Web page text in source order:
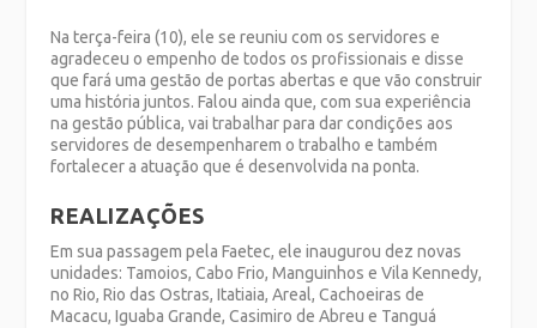
Na terça-feira (10), ele se reuniu com os servidores e
agradeceu o empenho de todos os profissionais e disse
que fará uma gestão de portas abertas e que vão construir
uma história juntos. Falou ainda que, com sua experiência
na gestão pública, vai trabalhar para dar condições aos
servidores de desempenharem o trabalho e também
fortalecer a atuação que é desenvolvida na ponta.
REALIZAÇÕES
Em sua passagem pela Faetec, ele inaugurou dez novas
unidades: Tamoios, Cabo Frio, Manguinhos e Vila Kennedy,
no Rio, Rio das Ostras, Itatiaia, Areal, Cachoeiras de
Macacu, Iguaba Grande, Casimiro de Abreu e Tanguá